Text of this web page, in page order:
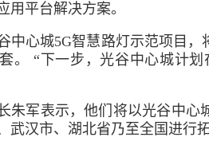
用平台解决方案。
中心城5G智慧路灯示范项目
。 “下一步，光谷中心城计
朱军表示，他们将以光谷中
武汉市、湖北省乃至全国进行